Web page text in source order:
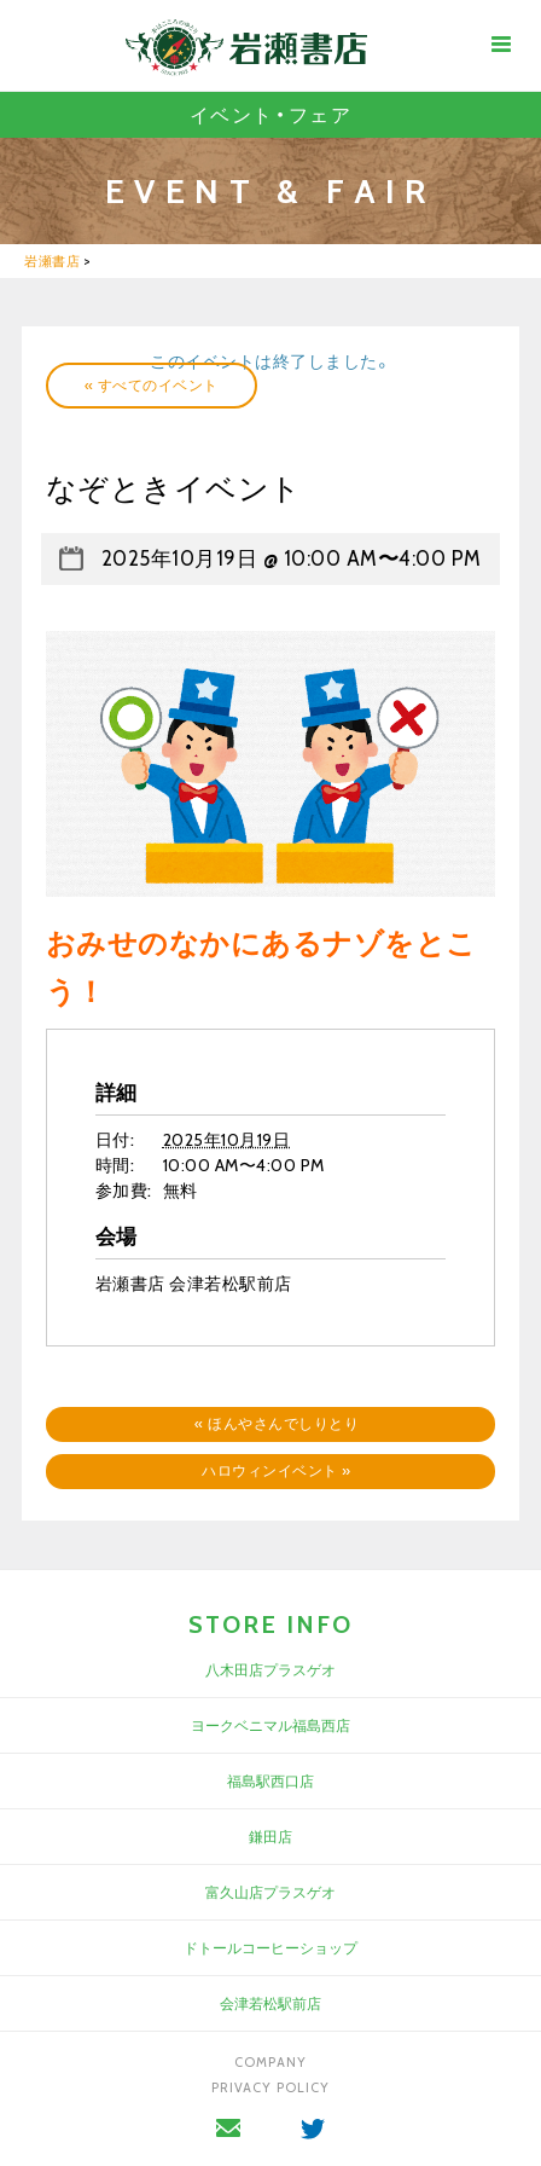
イベント・フェア
EVENT & FAIR
岩瀬書店 >
« すべてのイベント
このイベントは終了しました。
なぞときイベント
2025年10月19日 @ 10:00 AM〜4:00 PM
おみせのなかにあるナゾをとこ
う！
詳細
日付:
2025年10月19日
時間:
10:00 AM〜4:00 PM
参加費: 無料
会場
岩瀬書店 会津若松駅前店
« ほんやさんでしりとり
ハロウィンイベント»
STORE INFO
八木田店プラスゲオ
ヨークベニマル福島西店
福島駅西口店
鎌田店
富久山店プラスゲオ
ドトールコーヒーショップ
会津若松駅前店
COMPANY
PRIVACY POLICY